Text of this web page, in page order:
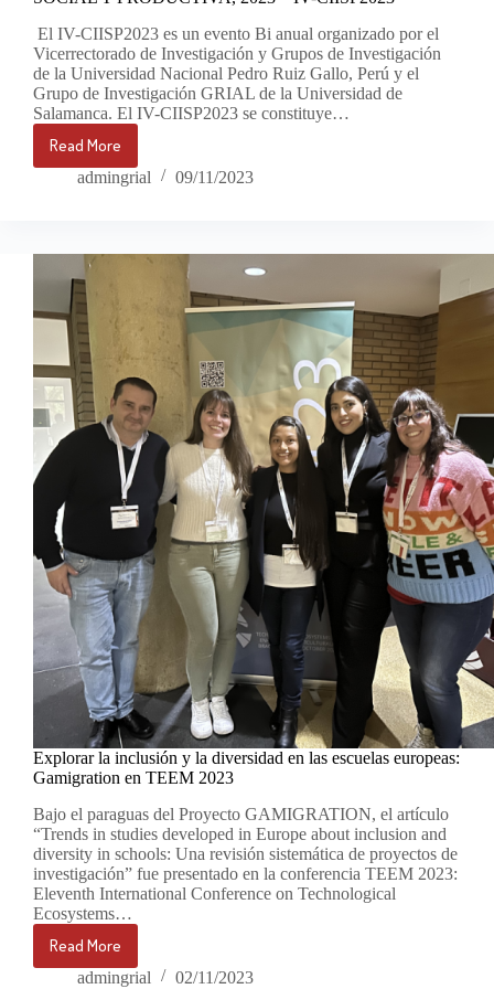
El IV-CIISP2023 es un evento Bi anual organizado por el
Vicerrectorado de Investigación y Grupos de Investigación
de la Universidad Nacional Pedro Ruiz Gallo, Perú y el
Grupo de Investigación GRIAL de la Universidad de
Salamanca. El IV-CIISP2023 se constituye…
Read More
IV
CONGRESO
SOCIAL
Y
PRODUCTIVA,
2023
–
IV-
CIISP2023
admingrial 09/11/2023
Explorar la inclusión y la diversidad en las escuelas europeas:
Gamigration en TEEM 2023
Bajo el paraguas del Proyecto GAMIGRATION, el artículo
“Trends in studies developed in Europe about inclusion and
diversity in schools: Una revisión sistemática de proyectos de
investigación” fue presentado en la conferencia TEEM 2023:
Eleventh International Conference on Technological
Ecosystems…
Read More
Explorar
la
admingrial 02/11/2023